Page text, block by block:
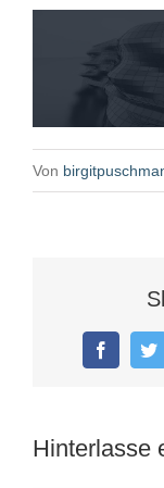
Von
Facebook
Hinterlasse